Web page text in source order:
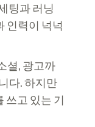
팅과 러닝
인력이 넉넉
셜, 광고까
다. 하지만
쓰고 있는 기